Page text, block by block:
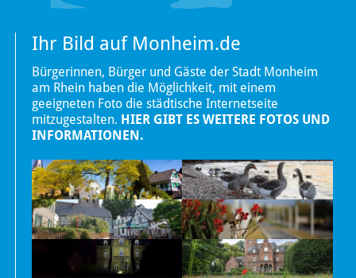
Ihr Bild auf Monheim.de
Bürgerinnen, Bürger und Gäste der Stadt Monheim
am Rhein haben die Möglichkeit, mit einem
geeigneten Foto die städtische Internetseite
mitzugestalten. HIER GIBT ES WEITERE FOTOS UND
INFORMATIONEN.